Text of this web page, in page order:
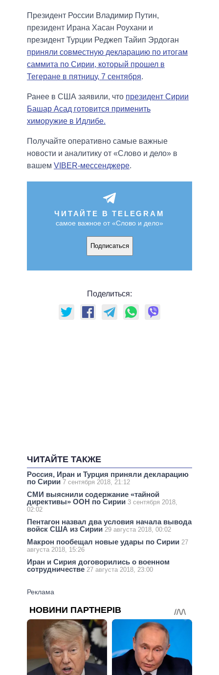
Президент России Владимир Путин,
президент Ирана Хасан Роухани и
президент Турции Реджеп Тайип Эрдоган
приняли совместную декларацию по итогам
саммита по Сирии, который прошел в
Тегеране в пятницу, 7 сентября.
Ранее в США заявили, что президент Сирии
Башар Асад готовится применить
химоружие в Идлибе.
Получайте оперативно самые важные
новости и аналитику от «Слово и дело» в
вашем VIBER-мессенджере.
ЧИТАЙТЕ В TELEGRAM
самое важное от «Слово и дело»
Подписаться
Поделиться:
ЧИТАЙТЕ ТАКЖЕ
Россия, Иран и Турция приняли декларацию
по Сирии 7 сентября 2018, 21:12
СМИ выяснили содержание «тайной
директивы» ООН по Сирии 3 сентября 2018,
02:02
Пентагон назвал два условия начала вывода
войск США из Сирии 29 августа 2018, 00:02
Макрон пообещал новые удары по Сирии 27
августа 2018, 15:26
Иран и Сирия договорились о военном
сотрудничестве 27 августа 2018, 23:00